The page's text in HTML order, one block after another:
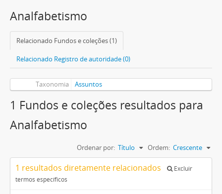
Analfabetismo
Relacionado Fundos e coleções (1)
Relacionado Registro de autoridade (0)
Taxonomia Assuntos
1 Fundos e coleções resultados para
Analfabetismo
Ordenar por: Título Ordem: Crescente
1 resultados diretamente relacionados
Excluir
termos específicos